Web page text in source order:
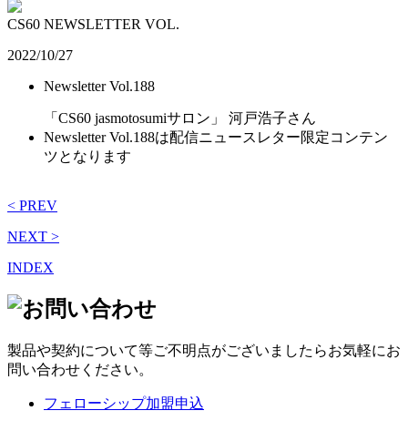
CS60 NEWSLETTER VOL.
2022/10/27
Newsletter Vol.188
「CS60 jasmotosumiサロン」 河戸浩子さん
Newsletter Vol.188は配信ニュースレター限定コンテン
ツとなります
< PREV
NEXT >
INDEX
製品や契約について等ご不明点がございましたらお気軽にお
問い合わせください。
フェローシップ加盟申込